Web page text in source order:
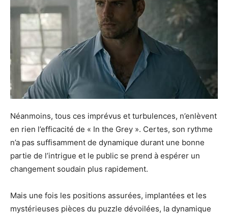
Néanmoins, tous ces imprévus et turbulences, n’enlèvent
en rien l’efficacité de « In the Grey ». Certes, son rythme
n’a pas suffisamment de dynamique durant une bonne
partie de l’intrigue et le public se prend à espérer un
changement soudain plus rapidement.
Mais une fois les positions assurées, implantées et les
mystérieuses pièces du puzzle dévoilées, la dynamique